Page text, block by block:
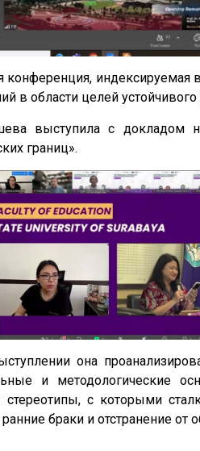
конференция, индексируемая
в области целей
выступила с докладом
границ».
она
и методологические
с которыми
браки и отстранение от